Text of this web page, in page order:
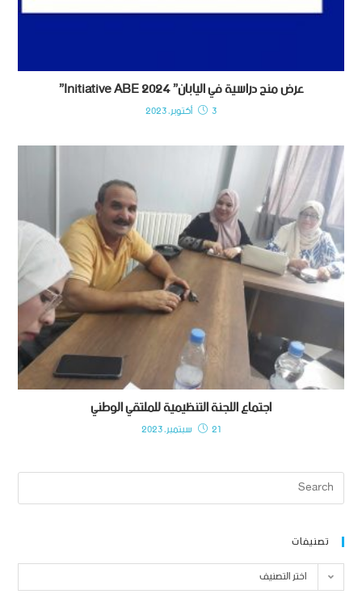
عرض منح دراسية في اليابان” ‫‪”Initiative ‫‪ABE 2024
3 أكتوبر، 2023
اجتماع اللجنة التنظيمية للملتقي الوطني
21 سبتمبر، 2023
تصنيفات
اختر التصنيف